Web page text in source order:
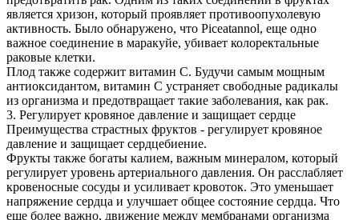
является хризон, который проявляет противоопухолевую
активность. Было обнаружено, что Piceatannol, еще одно
важное соединение в маракуйе, убивает колоректальные
раковые клетки.
Плод также содержит витамин С. Будучи самым мощным
антиоксидантом, витамин С устраняет свободные радикалы
из организма и предотвращает такие заболевания, как рак.
3. Регулирует кровяное давление и защищает сердце
Преимущества страстных фруктов - регулирует кровяное
давление и защищает сердцебиение.
Фрукты также богаты калием, важным минералом, который
регулирует уровень артериального давления. Он расслабляет
кровеносные сосуды и усиливает кровоток. Это уменьшает
напряжение сердца и улучшает общее состояние сердца. Что
еще более важно, движение между мембранами организма